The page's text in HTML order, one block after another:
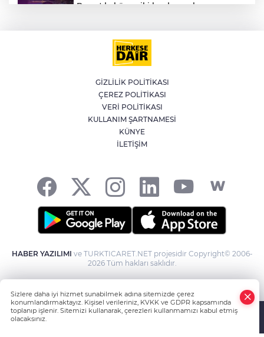
Bursa'da küsen iki kardeş, onları
Altının gramı 6 bin 574 liradan işlem
Kütahya'da kendisinden haber
alınamayan kadın çöp evde bulundu
YILDIRIM’DA ÇOCUKLAR HEM
GİZLİLİK POLİTİKASI
ÇEREZ POLİTİKASI
VERİ POLİTİKASI
KULLANIM ŞARTNAMESİ
KÜNYE
İLETİŞİM
HABER YAZILIMI ve TURKTICARET.NET projesidir Copyright© 2006-
2026 Tüm hakları saklıdır.
Sizlere daha iyi hizmet sunabilmek adına sitemizde çerez
konumlandırmaktayız. Kişisel verileriniz, KVKK ve GDPR kapsamında
toplanıp işlenir. Sitemizi kullanarak, çerezleri kullanmamızı kabul etmiş
olacaksınız.